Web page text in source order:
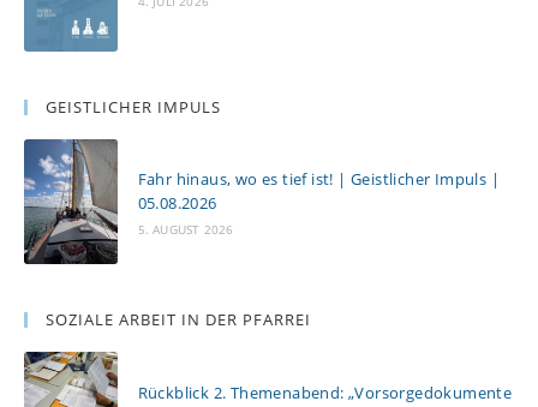
GEISTLICHER IMPULS
Fahr hinaus, wo es tief ist! | Geistlicher Impuls |
05.08.2026
5. AUGUST 2026
SOZIALE ARBEIT IN DER PFARREI
Rückblick 2. Themenabend: „Vorsorgedokumente